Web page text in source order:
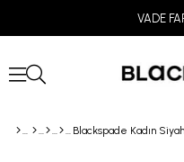
VADE
Blackspade Kadın